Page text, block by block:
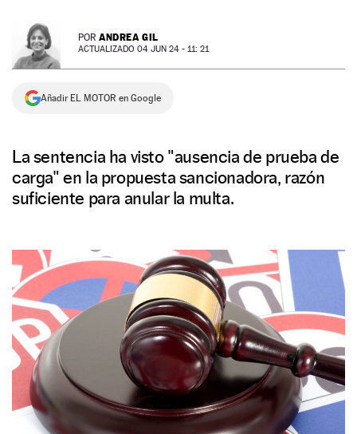
SERVICIOS
NEWSLETTER
SÍGUENOS
POR ANDREA GIL
ACTUALIZADO 04 JUN 24 - 11: 21
Añadir EL MOTOR en Google
La sentencia ha visto "ausencia de prueba de
carga" en la propuesta sancionadora, razón
suficiente para anular la multa.